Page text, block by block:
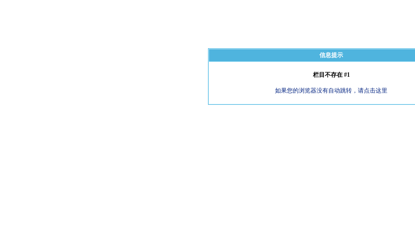
信息提示
栏目不存在 #1
如果您的浏览器没有自动跳转，请点击这里